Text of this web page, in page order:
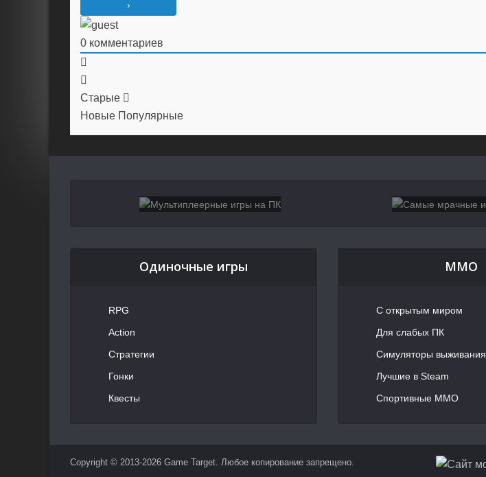
0 комментариев
Старые
Новые Популярные
Одиночные игры
RPG
Action
Стратегии
Гонки
Квесты
MMO
С открытым миром
Для слабых ПК
Симуляторы выживания
Лучшие в Steam
Спортивные MMO
Copyright © 2013-2026 Game Target. Любое копирование запрещено.